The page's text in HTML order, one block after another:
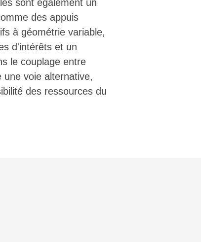
sont également un
des appuis
à géométrie variable,
d'intérêts et un
le couplage entre
voie alternative,
des ressources du